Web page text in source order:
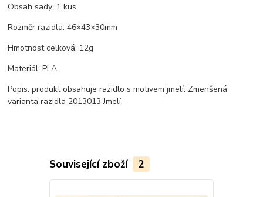
Obsah sady: 1 kus
Rozměr razidla: 46×43×30mm
Hmotnost celková: 12g
Materiál: PLA
Popis: produkt obsahuje razidlo s motivem jmelí. Zmenšená
varianta razidla 2013013 Jmelí.
Související zboží 2